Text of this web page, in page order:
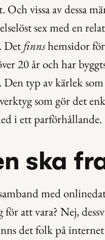
vissa av dessa
sex med en
Det finns hemsidor
20 år och har
typ av kärlek
som gör det
i ett parförhållande.
ska
med
att vara? Nej,
det folk på